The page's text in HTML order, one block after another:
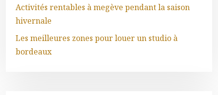
Activités rentables à megève pendant la saison
hivernale
Les meilleures zones pour louer un studio à
bordeaux